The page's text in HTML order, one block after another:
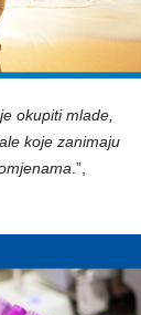
okupiti mlade,
koje zanimaju
.”,